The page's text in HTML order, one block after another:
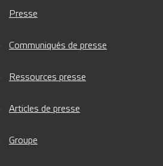
Presse
Communiqués de presse
Ressources presse
Articles de presse
Groupe